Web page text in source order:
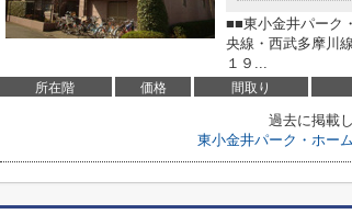
■■東小金井パー
央線・西武多摩
１９...
所在階 価格 間取り
過去に掲載
東小金井パーク・ホー